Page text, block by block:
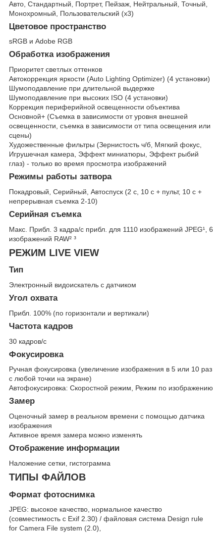
Авто, Стандартный, Портрет, Пейзаж, Нейтральный, Точный,
Монохромный, Пользовательский (x3)
Цветовое пространство
sRGB и Adobe RGB
Обработка изображения
Приоритет светлых оттенков
Автокоррекция яркости (Auto Lighting Optimizer) (4 установки)
Шумоподавление при длительной выдержке
Шумоподавление при высоких ISO (4 установки)
Коррекция периферийной освещенности объектива
Основной+ (Съемка в зависимости от уровня внешней
освещенности, съемка в зависимости от типа освещения или
сцены)
Художественные фильтры (Зернистость ч/б, Мягкий фокус,
Игрушечная камера, Эффект миниатюры, Эффект рыбий
глаз) - только во время просмотра изображений
Режимы работы затвора
Покадровый, Серийный, Автоспуск (2 с, 10 с + пульт, 10 с +
непрерывная съемка 2-10)
Серийная съемка
Макс. Прибл. 3 кадра/с прибл. для 1110 изображений JPEG¹, 6
изображений RAW² ³
РЕЖИМ LIVE VIEW
Тип
Электронный видоискатель с датчиком
Угол охвата
Прибл. 100% (по горизонтали и вертикали)
Частота кадров
30 кадров/с
Фокусировка
Ручная фокусировка (увеличение изображения в 5 или 10 раз
с любой точки на экране)
Автофокусировка: Скоростной режим, Режим по изображению
Замер
Оценочный замер в реальном времени с помощью датчика
изображения
Активное время замера можно изменять
Отображение информации
Наложение сетки, гистограмма
ТИПЫ ФАЙЛОВ
Формат фотоснимка
JPEG: высокое качество, нормальное качество
(совместимость с Exif 2.30) / файловая система Design rule
for Camera File system (2.0),